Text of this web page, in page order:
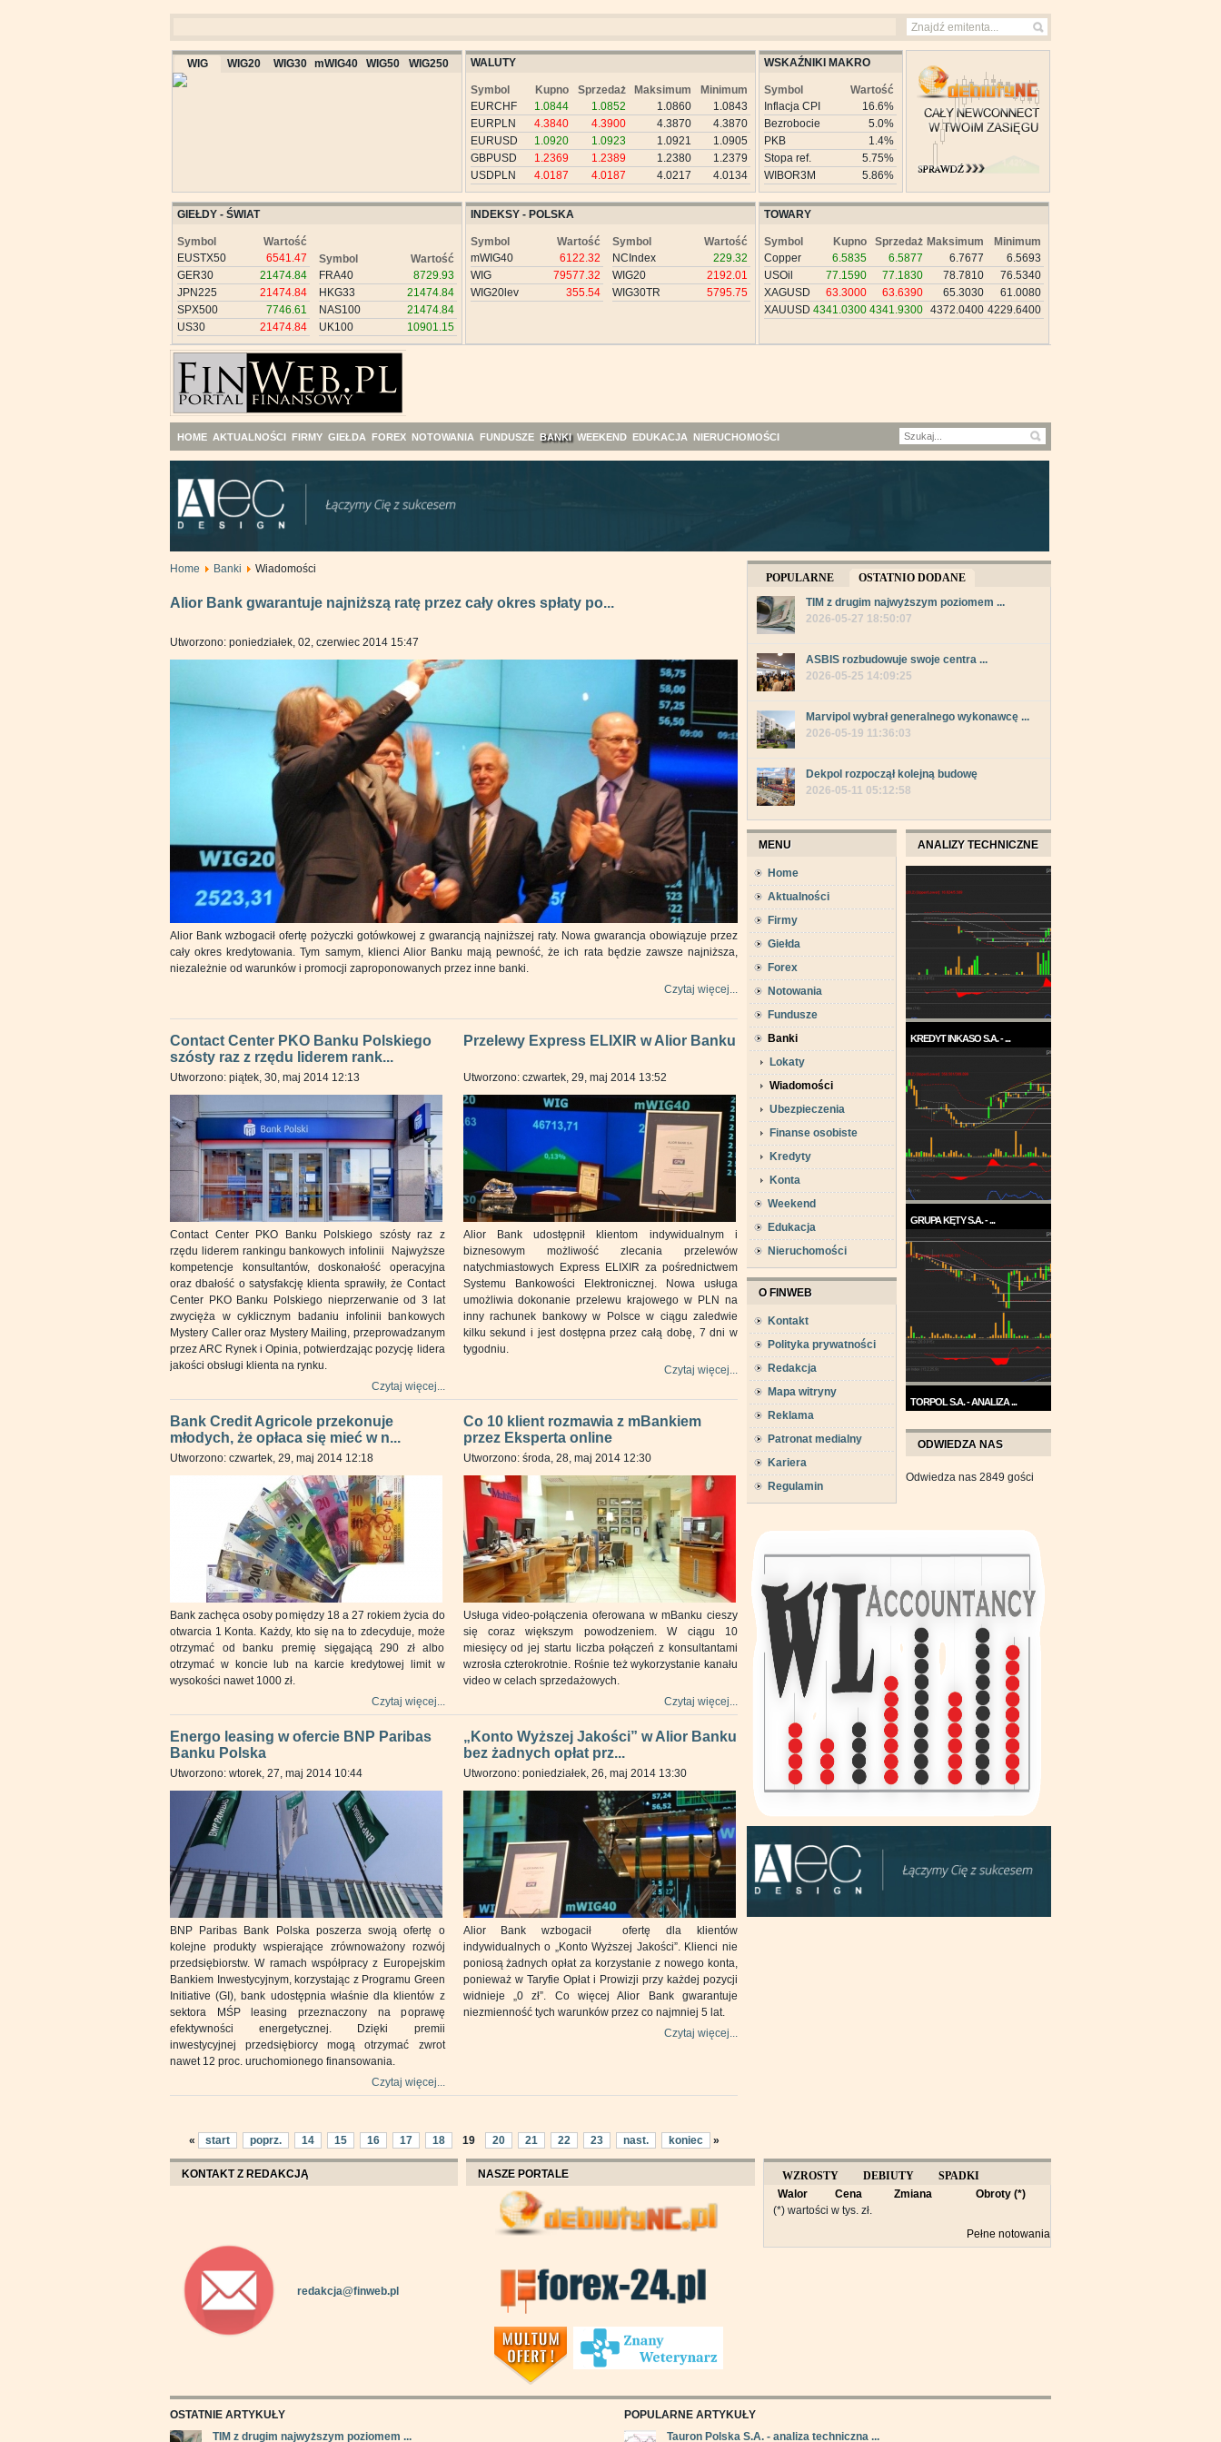
WIG WIG20 WIG30 mWIG40 WIG50 WIG250 WALUTY
Symbol Kupno Sprzedaż Maksimum
Minimum
EURCHF
1.0844 1.0852 1.0860
1.0843
EURPLN
4.3840 4.3900 4.3870
4.3870
EURUSD
1.0920 1.0923 1.0921
1.0905
GBPUSD
1.2369 1.2389 1.2380
1.2379
USDPLN
4.0187 4.0187 4.0217 4.0134
WSKAŹNIKI MAKRO
Symbol
Wartość
Inflacja CPI
16.6%
Bezrobocie
5.0%
PKB
1.4%
Stopa ref.
5.75%
WIBOR3M
5.86%
GIEŁDY - ŚWIAT
Symbol
Wartość
EUSTX50
6541.47
GER30
21474.84
JPN225
21474.84
SPX500
7746.61
US30
21474.84
Symbol
Wartość
FRA40
8729.93
HKG33
21474.84
NAS100
21474.84
UK100
10901.15
INDEKSY - POLSKA
Symbol
Wartość
mWIG40
6122.32
WIG
79577.32
WIG20lev
355.54
Symbol
Wartość
NCIndex
229.32
WIG20
2192.01
WIG30TR
5795.75
TOWARY
Symbol Kupno Sprzedaż Maksimum
Minimum
Copper
6.5835 6.5877 6.7677
6.5693
USOil
77.1590 77.1830 78.7810
76.5340
XAGUSD
63.3000 63.6390 65.3030
61.0080
XAUUSD 4341.0300 4341.9300 4372.0400 4229.6400
HOME AKTUALNOŚCI FIRMY GIEŁDA FOREX NOTOWANIA FUNDUSZE BANKI WEEKEND EDUKACJA NIERUCHOMOŚCI
Home Banki Wiadomości
Alior Bank gwarantuje najniższą ratę przez cały okres spłaty po...
Utworzono: poniedziałek, 02, czerwiec 2014 15:47
Alior Bank wzbogacił ofertę pożyczki gotówkowej z gwarancją najniższej raty. Nowa gwarancja obowiązuje przez
cały okres kredytowania. Tym samym, klienci Alior Banku mają pewność, że ich rata będzie zawsze najniższa,
niezależnie od warunków i promocji zaproponowanych przez inne banki.
Czytaj więcej...
Contact Center PKO Banku Polskiego
szósty raz z rzędu liderem rank...
Utworzono: piątek, 30, maj 2014 12:13
Contact Center PKO Banku Polskiego szósty raz z
rzędu liderem rankingu bankowych infolinii Najwyższe
kompetencje konsultantów, doskonałość operacyjna
oraz dbałość o satysfakcję klienta sprawiły, że Contact
Center PKO Banku Polskiego nieprzerwanie od 3 lat
zwycięża w cyklicznym badaniu infolinii bankowych
Mystery Caller oraz Mystery Mailing, przeprowadzanym
przez ARC Rynek i Opinia, potwierdzając pozycję lidera
jakości obsługi klienta na rynku.
Czytaj więcej...
Przelewy Express ELIXIR w Alior Banku
Utworzono: czwartek, 29, maj 2014 13:52
Alior Bank udostępnił klientom indywidualnym i
biznesowym możliwość zlecania przelewów
natychmiastowych Express ELIXIR za pośrednictwem
Systemu Bankowości Elektronicznej. Nowa usługa
umożliwia dokonanie przelewu krajowego w PLN na
inny rachunek bankowy w Polsce w ciągu zaledwie
kilku sekund i jest dostępna przez całą dobę, 7 dni w
tygodniu.
Czytaj więcej...
Bank Credit Agricole przekonuje
młodych, że opłaca się mieć w n...
Utworzono: czwartek, 29, maj 2014 12:18
Bank zachęca osoby pomiędzy 18 a 27 rokiem życia do
otwarcia 1 Konta. Każdy, kto się na to zdecyduje, może
otrzymać od banku premię sięgającą 290 zł albo
otrzymać w koncie lub na karcie kredytowej limit w
wysokości nawet 1000 zł.
Czytaj więcej...
Co 10 klient rozmawia z mBankiem
przez Eksperta online
Utworzono: środa, 28, maj 2014 12:30
Usługa video-połączenia oferowana w mBanku cieszy
się coraz większym powodzeniem. W ciągu 10
miesięcy od jej startu liczba połączeń z konsultantami
wzrosła czterokrotnie. Rośnie też wykorzystanie kanału
video w celach sprzedażowych.
Czytaj więcej...
Energo leasing w ofercie BNP Paribas
Banku Polska
Utworzono: wtorek, 27, maj 2014 10:44
BNP Paribas Bank Polska poszerza swoją ofertę o
kolejne produkty wspierające zrównoważony rozwój
przedsiębiorstw. W ramach współpracy z Europejskim
Bankiem Inwestycyjnym, korzystając z Programu Green
Initiative (GI), bank udostępnia właśnie dla klientów z
sektora MŚP leasing przeznaczony na poprawę
efektywności energetycznej. Dzięki premii
inwestycyjnej przedsiębiorcy mogą otrzymać zwrot
nawet 12 proc. uruchomionego finansowania.
Czytaj więcej...
„Konto Wyższej Jakości” w Alior Banku
bez żadnych opłat prz...
Utworzono: poniedziałek, 26, maj 2014 13:30
Alior Bank wzbogacił ofertę dla klientów
indywidualnych o „Konto Wyższej Jakości”. Klienci nie
poniosą żadnych opłat za korzystanie z nowego konta,
ponieważ w Taryfie Opłat i Prowizji przy każdej pozycji
widnieje „0 zł”. Co więcej Alior Bank gwarantuje
niezmienność tych warunków przez co najmniej 5 lat.
Czytaj więcej...
« start poprz. 14 15 16 17 18 19 20 21 22 23 nast. koniec »
POPULARNE
OSTATNIO DODANE
TIM z drugim najwyższym poziomem ...
2026-05-27 18:50:07
ASBIS rozbudowuje swoje centra ...
2026-05-25 14:09:25
Marvipol wybrał generalnego wykonawcę ...
2026-05-19 11:36:03
Dekpol rozpoczął kolejną budowę
2026-05-11 05:12:58
MENU
Home
Aktualności
Firmy
Giełda
Forex
Notowania
Fundusze
Banki
Lokaty
Wiadomości
Ubezpieczenia
Finanse osobiste
Kredyty
Konta
Weekend
Edukacja
Nieruchomości
O FINWEB
Kontakt
Polityka prywatności
Redakcja
Mapa witryny
Reklama
Patronat medialny
Kariera
Regulamin
ANALIZY TECHNICZNE
KREDYT INKASO S.A. - ...
każdym razie w ...
GRUPA KĘTY S.A. - ...
Trend na wykresie Grupy Kęty
jest wzrostowy. ...
TORPOL S.A. - ANALIZA ...
września wykres Torpolu ...
ODWIEDZA NAS
Odwiedza nas 2849 gości
KONTAKT Z REDAKCJĄ
redakcja@finweb.pl
NASZE PORTALE WZROSTY DEBIUTY
SPADKI
OBROTY
Walor Cena Zmiana
Obroty (*)
(*) wartości w tys. zł.
Pełne notowania
OSTATNIE ARTYKUŁY
TIM z drugim najwyższym poziomem ...
POPULARNE ARTYKUŁY
Tauron Polska S.A. - analiza techniczna ...